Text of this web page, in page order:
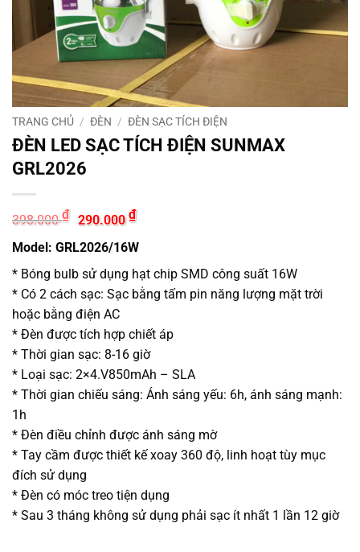
TRANG CHỦ / ĐÈN / ĐÈN SẠC TÍCH ĐIỆN
ĐÈN LED SẠC TÍCH ĐIỆN SUNMAX
GRL2026
398.000₫ Giá
gốc
là:
398.000 ₫.
290.000₫Giá
hiện
tại
là:
Model: GRL2026/16W
* Bóng bulb sử dụng hạt chip SMD công suất 16W
* Có 2 cách sạc: Sạc bằng tấm pin năng lượng mặt trời
hoặc bằng điện AC
* Đèn được tích hợp chiết áp
* Thời gian sạc: 8-16 giờ
* Loại sạc: 2×4.V850mAh – SLA
* Thời gian chiếu sáng: Ánh sáng yếu: 6h, ánh sáng mạnh:
1h
* Đèn điều chỉnh được ánh sáng mờ
* Tay cầm được thiết kế xoay 360 độ, linh hoạt tùy mục
đích sử dụng
* Đèn có móc treo tiện dụng
* Sau 3 tháng không sử dụng phải sạc ít nhất 1 lần 12 giờ